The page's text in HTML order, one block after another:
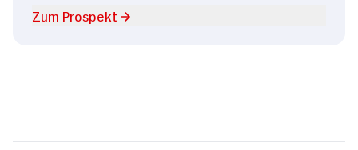
Zum Prospekt